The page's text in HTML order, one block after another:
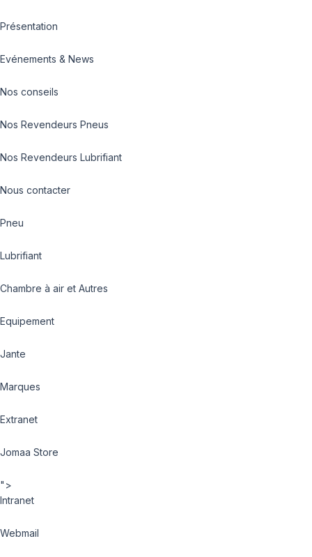
Présentation
Evénements & News
Nos conseils
Nos Revendeurs Pneus
Nos Revendeurs Lubrifiant
Nous contacter
Pneu
Lubrifiant
Chambre à air et Autres
Equipement
Jante
Marques
Extranet
Jomaa Store
">
Intranet
Webmail